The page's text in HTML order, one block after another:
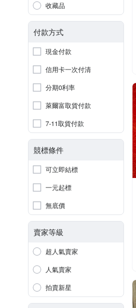
收藏品
付款方式
現金付款
信用卡一次付清
分期0利率
萊爾富取貨付款
7-11取貨付款
競標條件
可立即結標
一元起標
無底價
賣家等級
超人氣賣家
人氣賣家
拍賣新星